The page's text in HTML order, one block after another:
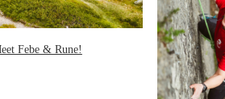
Febe & Rune!